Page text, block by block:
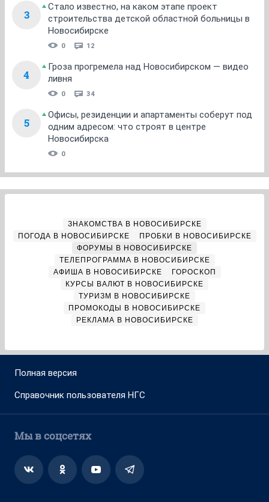
3
Стало известно, на каком этапе проект
строительства детской областной больницы в
Новосибирске
0 12
4
Гроза прогремела над Новосибирском — видео
ливня
0 34
5
Офисы, резиденции и апартаменты соберут под
одним адресом: что строят в центре
Новосибирска
0
ЗНАКОМСТВА В НОВОСИБИРСКЕ
ПОГОДА В НОВОСИБИРСКЕ
ПРОБКИ В НОВОСИБИРСКЕ
ФОРУМЫ В НОВОСИБИРСКЕ
ТЕЛЕПРОГРАММА В НОВОСИБИРСКЕ
АФИША В НОВОСИБИРСКЕ
ГОРОСКОП
КУРСЫ ВАЛЮТ В НОВОСИБИРСКЕ
ТУРИЗМ В НОВОСИБИРСКЕ
ПРОМОКОДЫ В НОВОСИБИРСКЕ
РЕКЛАМА В НОВОСИБИРСКЕ
Полная версия
Справочник пользователя НГС
Мы в соцсетях